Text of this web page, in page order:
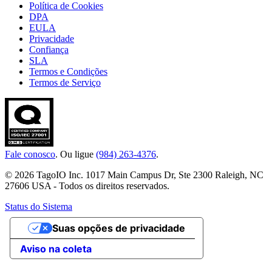
Política de Cookies
DPA
EULA
Privacidade
Confiança
SLA
Termos e Condições
Termos de Serviço
Fale conosco. Ou ligue (984) 263-4376.
© 2026 TagoIO Inc. 1017 Main Campus Dr, Ste 2300 Raleigh, NC
27606 USA - Todos os direitos reservados.
Status do Sistema
Aviso na coleta
Suas opções de privacidade